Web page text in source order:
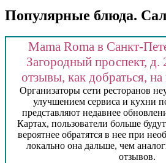
Популярные блюда.
Mama Roma в Санкт-
Загородный проспект, д.
отзывы, как добраться, на
Организаторы сети ресторанов
улучшением сервиса и кухни
представляют недавнее
Картах, пользователи больше
вероятнее обратятся в нее при
локально она дальше, чем
отзывов.